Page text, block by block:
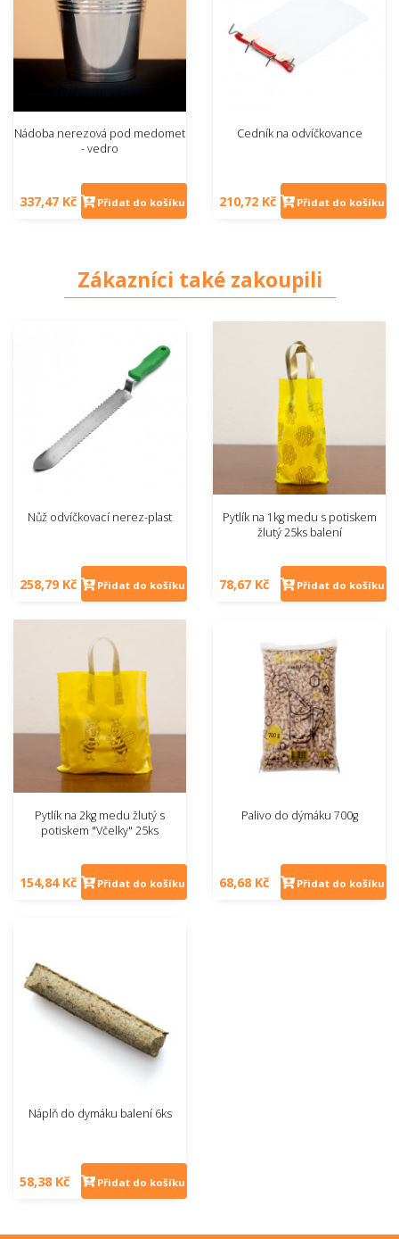
Nádoba nerezová pod medomet
- vedro
337,47 Kč Přidat do košíku
Cedník na odvíčkovance
210,72 Kč Přidat do košíku
Zákazníci také zakoupili
Nůž odvíčkovací nerez-plast
258,79 Kč Přidat do košíku
Pytlík na 1kg medu s potiskem
žlutý 25ks balení
78,67 Kč Přidat do košíku
Pytlík na 2kg medu žlutý s
potiskem "Včelky" 25ks
154,84 Kč Přidat do košíku
Palivo do dýmáku 700g
68,68 Kč Přidat do košíku
Náplň do dymáku balení 6ks
58,38 Kč Přidat do košíku